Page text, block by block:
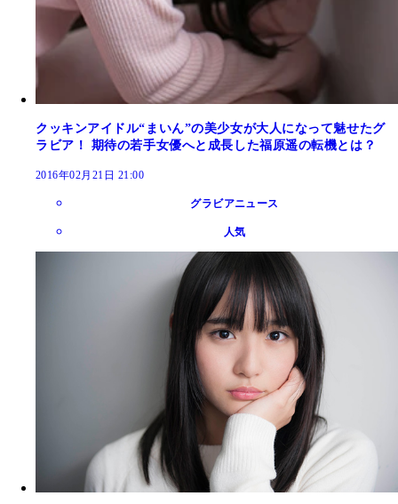
クッキンアイドル“まいん”の美少女が大人になって魅せたグ
ラビア！ 期待の若手女優へと成長した福原遥の転機とは？
2016年02月21日 21:00
グラビアニュース
人気